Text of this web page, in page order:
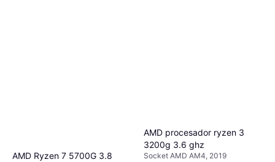
AMD Ryzen 7 5700G 3.8
AMD procesador ryzen 3
3200g 3.6 ghz
Socket AMD AM4, 2019